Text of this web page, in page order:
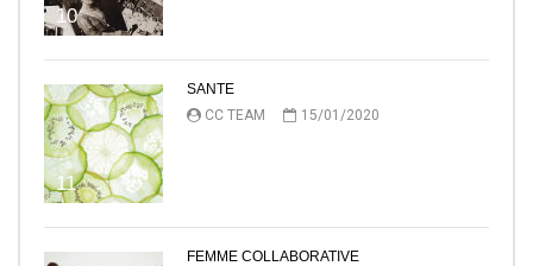
10
11
SANTE
CC TEAM
15/01/2020
FEMME COLLABORATIVE